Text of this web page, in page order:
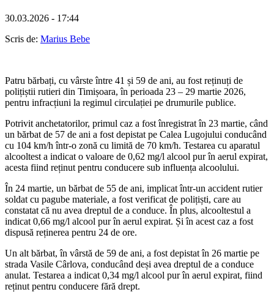
30.03.2026 - 17:44
Scris de: Marius Bebe
Patru bărbați, cu vârste între 41 și 59 de ani, au fost reținuți de
polițiștii rutieri din Timișoara, în perioada 23 – 29 martie 2026,
pentru infracțiuni la regimul circulației pe drumurile publice.
Potrivit anchetatorilor, primul caz a fost înregistrat în 23 martie, când
un bărbat de 57 de ani a fost depistat pe Calea Lugojului conducând
cu 104 km/h într-o zonă cu limită de 70 km/h. Testarea cu aparatul
alcooltest a indicat o valoare de 0,62 mg/l alcool pur în aerul expirat,
acesta fiind reținut pentru conducere sub influența alcoolului.
În 24 martie, un bărbat de 55 de ani, implicat într-un accident rutier
soldat cu pagube materiale, a fost verificat de polițiști, care au
constatat că nu avea dreptul de a conduce. În plus, alcooltestul a
indicat 0,66 mg/l alcool pur în aerul expirat. Și în acest caz a fost
dispusă reținerea pentru 24 de ore.
Un alt bărbat, în vârstă de 59 de ani, a fost depistat în 26 martie pe
strada Vasile Cârlova, conducând deși avea dreptul de a conduce
anulat. Testarea a indicat 0,34 mg/l alcool pur în aerul expirat, fiind
reținut pentru conducere fără drept.